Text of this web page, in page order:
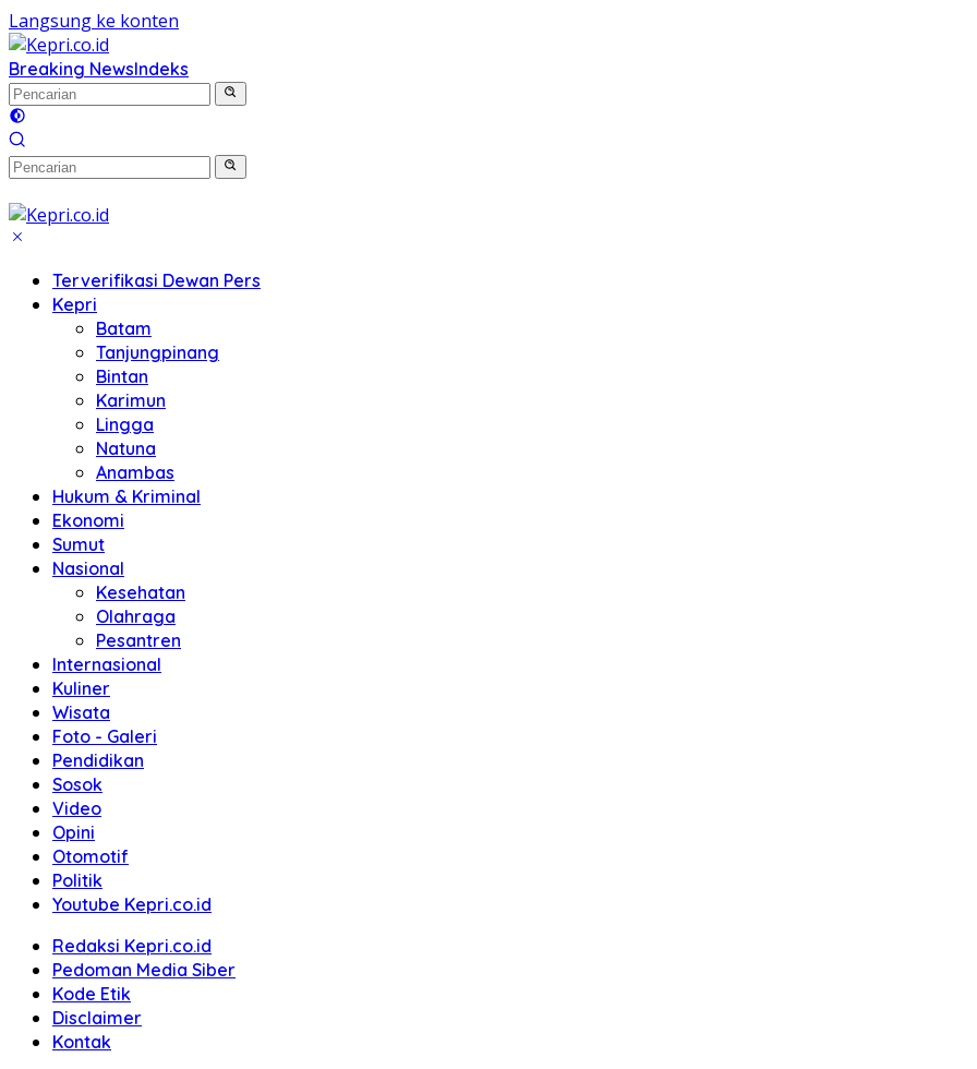
Langsung ke konten
Breaking NewsIndeks
Terverifikasi Dewan Pers
Kepri
Batam
Tanjungpinang
Bintan
Karimun
Lingga
Natuna
Anambas
Hukum & Kriminal
Ekonomi
Sumut
Nasional
Kesehatan
Olahraga
Pesantren
Internasional
Kuliner
Wisata
Foto - Galeri
Pendidikan
Sosok
Video
Opini
Otomotif
Politik
Youtube Kepri.co.id
Redaksi Kepri.co.id
Pedoman Media Siber
Kode Etik
Disclaimer
Kontak